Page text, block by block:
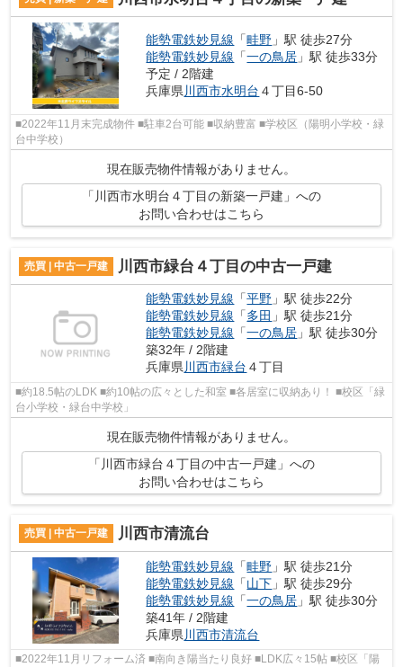
能勢電鉄妙見線 「畦野 」駅 徒歩27分
能勢電鉄妙見線 「一の鳥居 」駅 徒歩33分
予定 / 2階建
兵庫県 川西市水明台 ４丁目6-50
■2022年11月末完成物件 ■駐車2台可能 ■収納豊富 ■学校区（陽明小学校・緑
台中学校）
現在販売物件情報がありません。
「川西市水明台４丁目の新築一戸建」への
お問い合わせはこちら
売買 | 中古一戸建 川西市緑台４丁目の中古一戸建
能勢電鉄妙見線 「平野 」駅 徒歩22分
能勢電鉄妙見線 「多田 」駅 徒歩21分
能勢電鉄妙見線 「一の鳥居 」駅 徒歩30分
築32年 / 2階建
兵庫県 川西市緑台 ４丁目
■約18.5帖のLDK ■約10帖の広々とした和室 ■各居室に収納あり！ ■校区「緑
台小学校・緑台中学校」
現在販売物件情報がありません。
「川西市緑台４丁目の中古一戸建」への
お問い合わせはこちら
売買 | 中古一戸建 川西市清流台
能勢電鉄妙見線 「畦野 」駅 徒歩21分
能勢電鉄妙見線 「山下 」駅 徒歩29分
能勢電鉄妙見線 「一の鳥居 」駅 徒歩30分
築41年 / 2階建
兵庫県 川西市清流台
■2022年11月リフォーム済 ■南向き陽当たり良好 ■LDK広々15帖 ■校区「陽